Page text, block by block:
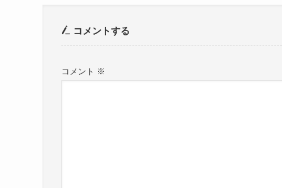
コメントする
コメント ※